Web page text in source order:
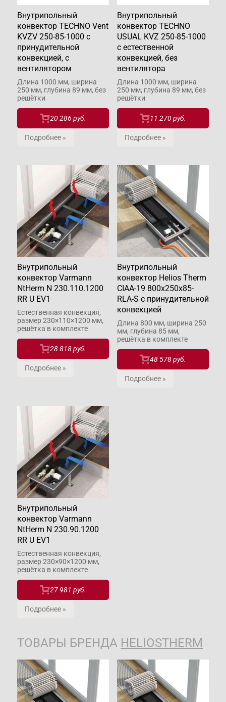
Внутрипольный
конвектор TECHNO Vent
KVZV 250-85-1000 с
принудительной
конвекцией, с
вентилятором
Длина 1000 мм, ширина
250 мм, глубина 89 мм, без
решётки
20 286 руб.
Подробнее »
Внутрипольный
конвектор TECHNO
USUAL KVZ 250-85-1000
с естественной
конвекцией, без
вентилятора
Длина 1000 мм, ширина
250 мм, глубина 89 мм, без
решётки
11 270 руб.
Подробнее »
Внутрипольный
конвектор Varmann
NtHerm N 230.110.1200
RR U EV1
Естественная конвекция,
размер 230×110×1200 мм,
решётка в комплекте
28 818 руб.
Подробнее »
Внутрипольный
конвектор Helios Therm
CIAA-19 800x250x85-
RLA-S с принудительной
конвекцией
Длина 800 мм, ширина 250
мм, глубина 85 мм,
решётка в комплекте
48 578 руб.
Подробнее »
Внутрипольный
конвектор Varmann
NtHerm N 230.90.1200
RR U EV1
Естественная конвекция,
размер 230×90×1200 мм,
решётка в комплекте
27 981 руб.
Подробнее »
ТОВАРЫ БРЕНДА HELIOSTHERM